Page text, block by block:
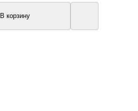
В корзину